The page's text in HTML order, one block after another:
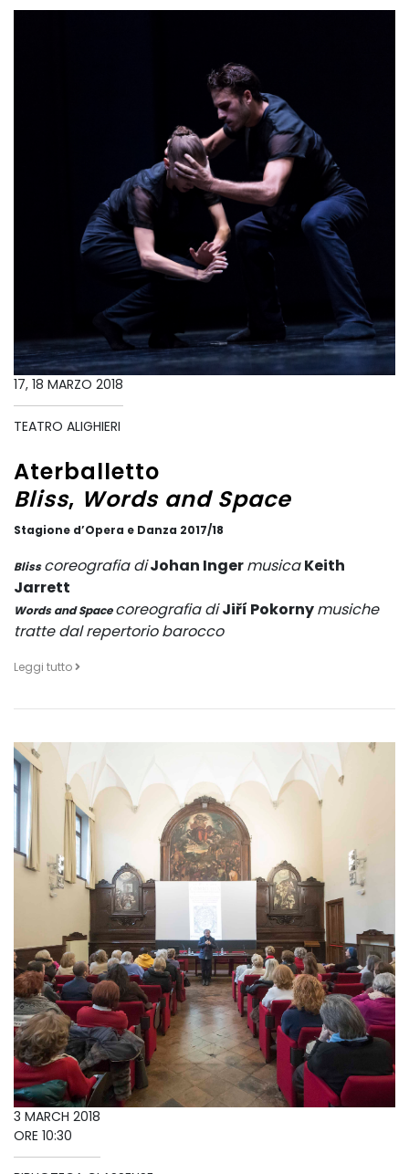
17, 18 MARZO 2018
TEATRO ALIGHIERI
Aterballetto
Bliss, Words and Space
Stagione d’Opera e Danza 2017/18
Bliss coreografia diJohan IngermusicaKeith
Jarrett
Words and Spacecoreografia diJiří Pokornymusiche
tratte dal repertorio barocco
Leggi tutto
3 MARCH 2018
ORE 10:30